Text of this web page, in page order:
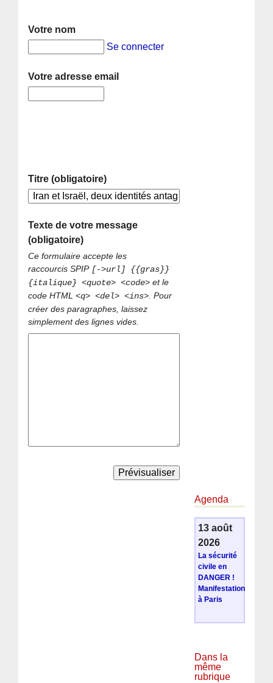
Votre nom
Se connecter
Votre adresse email
Titre (obligatoire)
Texte de votre message
(obligatoire)
Ce formulaire accepte les
raccourcis SPIP [->url] {{gras}}
{italique} <quote> <code> et le
code HTML<q> <del> <ins>. Pour
créer des paragraphes, laissez
simplement des lignes vides.
Agenda
13 août
2026
La sécurité
civile en
DANGER !
Manifestation
à Paris
Dans la
même
rubrique